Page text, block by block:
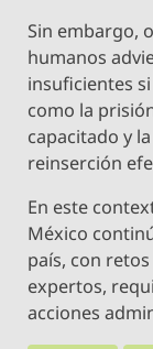
Sin embargo,
humanos
insuficientes
como la
capacitado y
reinserción
En este
México
país, con
expertos,
acciones